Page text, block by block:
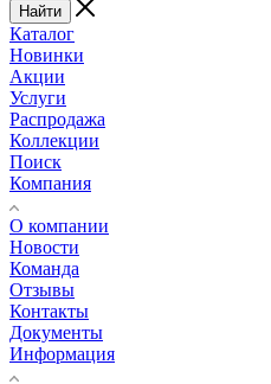
Найти
Каталог
Новинки
Акции
Услуги
Распродажа
Коллекции
Поиск
Компания
О компании
Новости
Команда
Отзывы
Контакты
Документы
Информация